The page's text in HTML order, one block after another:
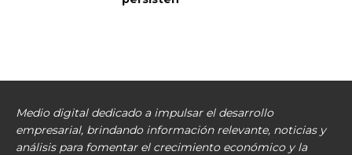
Medio digital dedicado a impulsar el desarrollo
empresarial, brindando información relevante, noticias y
análisis para fomentar el crecimiento económico y la